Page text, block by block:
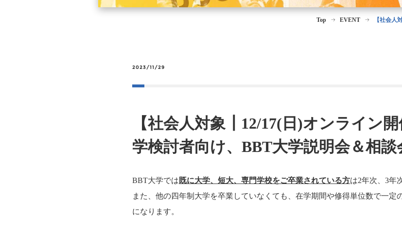
Top EVENT 【社会人
2023/11/29
【社会人対象┃12/17(日)オンライン
学検討者向け、BBT大学説明会＆相談
BBT大学では 既に大学、短大、専門学校をご卒業されている方は2年次、3年
また、他の四年制大学を卒業していなくても、在学期間や修得単位数で一定
になります。